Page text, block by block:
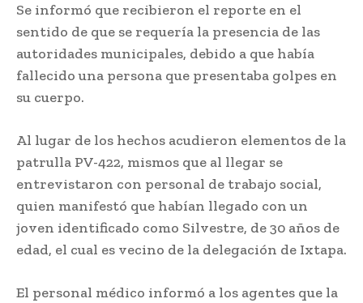
Se informó que recibieron el reporte en el
sentido de que se requería la presencia de las
autoridades municipales, debido a que había
fallecido una persona que presentaba golpes en
su cuerpo.
Al lugar de los hechos acudieron elementos de la
patrulla PV-422, mismos que al llegar se
entrevistaron con personal de trabajo social,
quien manifestó que habían llegado con un
joven identificado como Silvestre, de 30 años de
edad, el cual es vecino de la delegación de Ixtapa.
El personal médico informó a los agentes que la